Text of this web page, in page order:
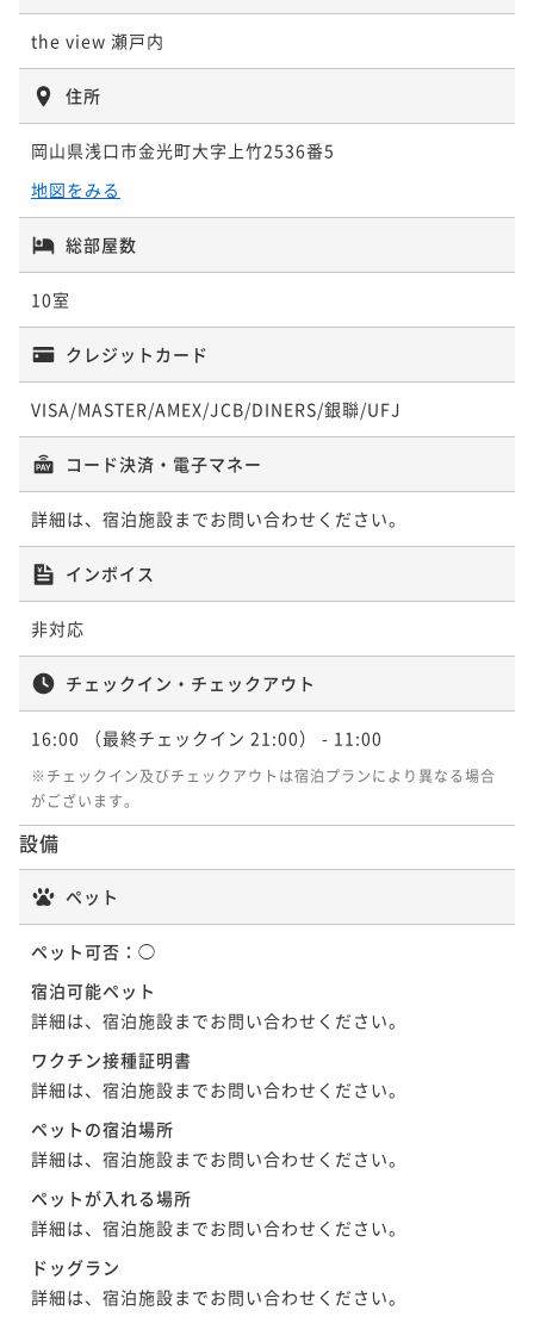
きたいです。 リピートするかはまだわ
かりませんが、お値段相応のサービスへ
と改善がされないようでしたら、再来す
る場合でも、夕食は他で済ませて行こう
かと思います。 屋上での夜の星空鑑賞
は、ボランティアの方が親切で、一所懸
命お話して頂き、それが一番良い思い出
になりました。ありがとうございまし
た。
the view 瀬戸内
住所
岡山県浅口市金光町大字上竹2536番5
地図をみる
総部屋数
10室
クレジットカード
VISA/MASTER/AMEX/JCB/DINERS/銀聯/UFJ
コード決済・電子マネー
詳細は、宿泊施設までお問い合わせください。
インボイス
非対応
チェックイン・チェックアウト
16:00 （最終チェックイン 21:00） - 11:00
※チェックイン及びチェックアウトは宿泊プランにより異なる場合
がございます。
設備
ペット
ペット可否： ◯
宿泊可能ペット
詳細は、宿泊施設までお問い合わせください。
ワクチン接種証明書
詳細は、宿泊施設までお問い合わせください。
ペットの宿泊場所
詳細は、宿泊施設までお問い合わせください。
ペットが入れる場所
詳細は、宿泊施設までお問い合わせください。
ドッグラン
詳細は、宿泊施設までお問い合わせください。